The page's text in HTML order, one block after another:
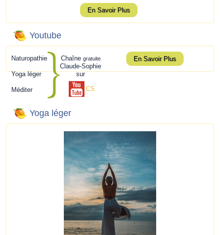
En Savoir Plus
Youtube
Naturopathie
Yoga léger
Méditer
Chaîne gratuite
Claude-Sophie
sur
CS
En Savoir Plus
Yoga léger